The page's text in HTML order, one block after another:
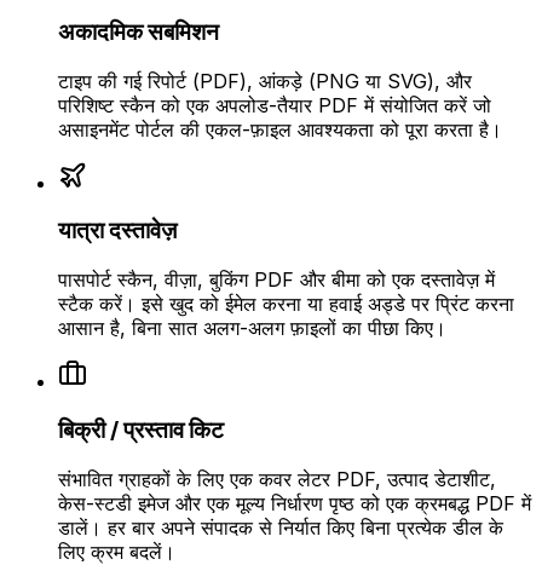
अकादमिक सबमिशन
टाइप की गई रिपोर्ट (PDF), आंकड़े (PNG या SVG), और
परिशिष्ट स्कैन को एक अपलोड-तैयार PDF में संयोजित करें जो
असाइनमेंट पोर्टल की एकल-फ़ाइल आवश्यकता को पूरा करता है।
यात्रा दस्तावेज़
पासपोर्ट स्कैन, वीज़ा, बुकिंग PDF और बीमा को एक दस्तावेज़ में
स्टैक करें। इसे खुद को ईमेल करना या हवाई अड्डे पर प्रिंट करना
आसान है, बिना सात अलग-अलग फ़ाइलों का पीछा किए।
बिक्री / प्रस्ताव किट
संभावित ग्राहकों के लिए एक कवर लेटर PDF, उत्पाद डेटाशीट,
केस-स्टडी इमेज और एक मूल्य निर्धारण पृष्ठ को एक क्रमबद्ध PDF में
डालें। हर बार अपने संपादक से निर्यात किए बिना प्रत्येक डील के
लिए क्रम बदलें।